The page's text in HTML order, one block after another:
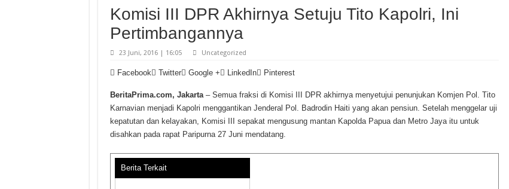
Komisi III DPR Akhirnya Setuju Tito Kapolri, Ini
Pertimbangannya
23 Juni, 2016 | 16:05 Uncategorized
Facebook Twitter Google + LinkedIn Pinterest
BeritaPrima.com, Jakarta– Semua fraksi di Komisi III DPR akhirnya menyetujui penunjukan Komjen Pol. Tito
Karnavian menjadi Kapolri menggantikan Jenderal Pol. Badrodin Haiti yang akan pensiun. Setelah menggelar uji
kepatutan dan kelayakan, Komisi III sepakat mengusung mantan Kapolda Papua dan Metro Jaya itu untuk
disahkan pada rapat Paripurna 27 Juni mendatang.
Berita Terkait